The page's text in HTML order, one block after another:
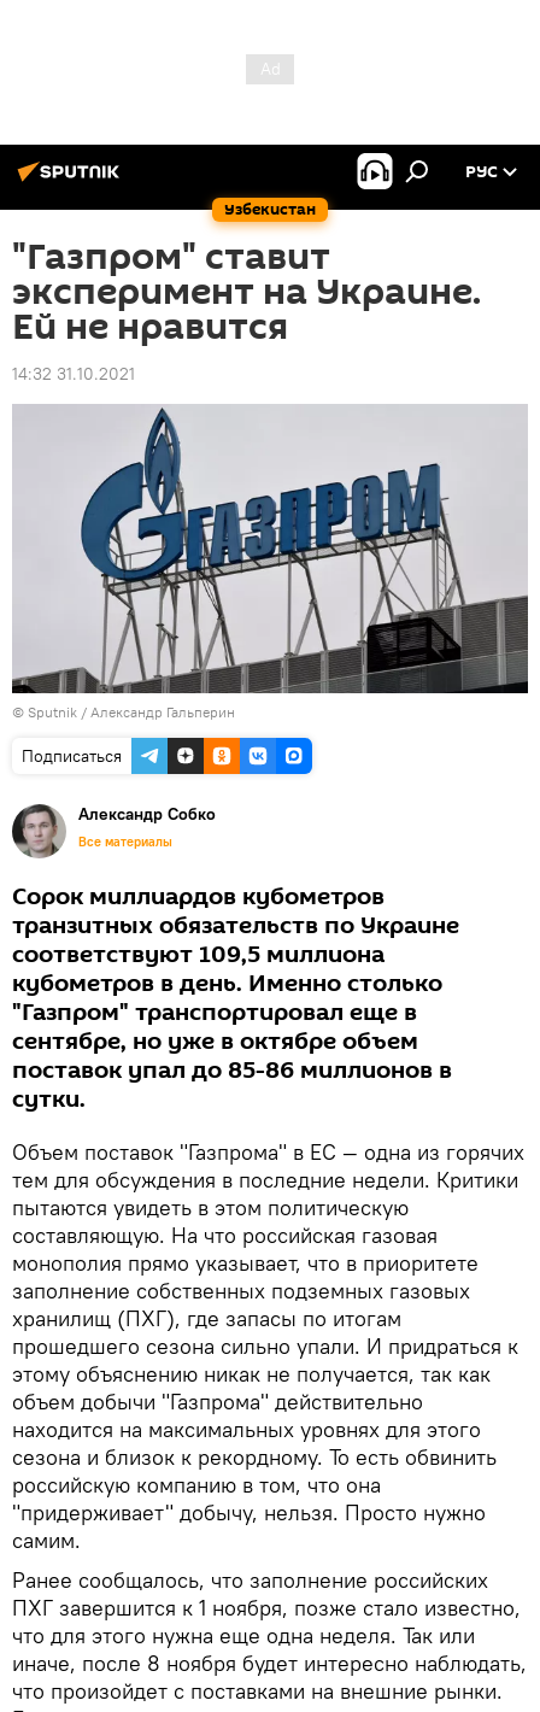
Узбекистан
РУС
"Газпром" ставит
эксперимент на Украине.
Ей не нравится
14:32 31.10.2021
© Sputnik / Александр Гальперин
Подписаться
Александр Собко
Все материалы
Сорок миллиардов кубометров
транзитных обязательств по Украине
соответствуют 109,5 миллиона
кубометров в день. Именно столько
"Газпром" транспортировал еще в
сентябре, но уже в октябре объем
поставок упал до 85-86 миллионов в
сутки.
Объем поставок "Газпрома" в ЕС — одна из горячих
тем для обсуждения в последние недели. Критики
пытаются увидеть в этом политическую
составляющую. На что российская газовая
монополия прямо указывает, что в приоритете
заполнение собственных подземных газовых
хранилищ (ПХГ), где запасы по итогам
прошедшего сезона сильно упали. И придраться к
этому объяснению никак не получается, так как
объем добычи "Газпрома" действительно
находится на максимальных уровнях для этого
сезона и близок к рекордному. То есть обвинить
российскую компанию в том, что она
"придерживает" добычу, нельзя. Просто нужно
самим.
Ранее сообщалось, что заполнение российских
ПХГ завершится к 1 ноября, позже стало известно,
что для этого нужна еще одна неделя. Так или
иначе, после 8 ноября будет интересно наблюдать,
что произойдет с поставками на внешние рынки.